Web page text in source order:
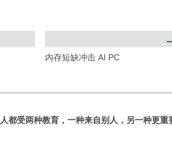
内存短缺冲击 AI PC
都受两种教育，一种来自别人，另一种更重